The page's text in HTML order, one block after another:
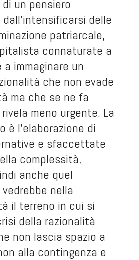
un pensiero
delle
patriarcale,
connaturate a
a immaginare un
che non evade
ma che se ne fa
meno urgente. La
è l’elaborazione di
e sfaccettate
complessità,
anche quel
nella
il terreno in cui si
della razionalità
non lascia spazio a
alla contingenza e